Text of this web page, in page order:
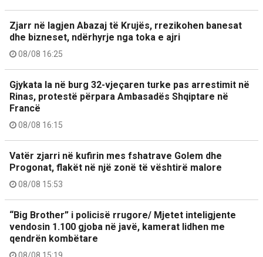
Zjarr në lagjen Abazaj të Krujës, rrezikohen banesat
dhe bizneset, ndërhyrje nga toka e ajri
08/08 16:25
Gjykata la në burg 32-vjeçaren turke pas arrestimit në
Rinas, protestë përpara Ambasadës Shqiptare në
Francë
08/08 16:15
Vatër zjarri në kufirin mes fshatrave Golem dhe
Progonat, flakët në një zonë të vështirë malore
08/08 15:53
“Big Brother” i policisë rrugore/ Mjetet inteligjente
vendosin 1.100 gjoba në javë, kamerat lidhen me
qendrën kombëtare